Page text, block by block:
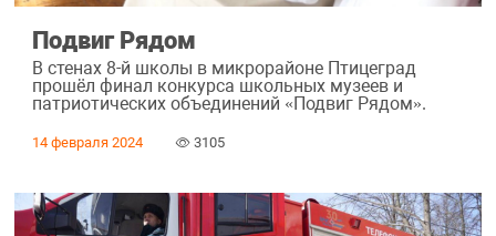
Подвиг Рядом
В стенах 8-й школы в микрорайоне Птицеград
прошёл финал конкурса школьных музеев и
патриотических объединений «Подвиг Рядом».
14 февраля 2024 3105